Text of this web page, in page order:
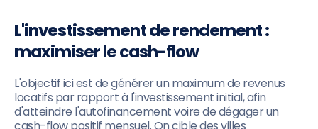
L'investissement de rendement :
maximiser le cash-flow
L'objectif ici est de générer un maximum de revenus
locatifs par rapport à l'investissement initial, afin
d'atteindre l'autofinancement voire de dégager un